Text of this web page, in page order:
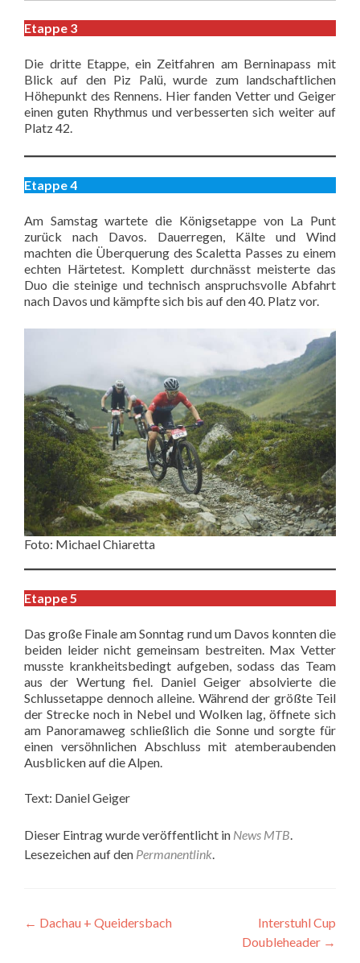
Etappe 3
Die dritte Etappe, ein Zeitfahren am Berninapass mit
Blick auf den Piz Palü, wurde zum landschaftlichen
Höhepunkt des Rennens. Hier fanden Vetter und Geiger
einen guten Rhythmus und verbesserten sich weiter auf
Platz 42.
Etappe 4
Am Samstag wartete die Königsetappe von La Punt
zurück nach Davos. Dauerregen, Kälte und Wind
machten die Überquerung des Scaletta Passes zu einem
echten Härtetest. Komplett durchnässt meisterte das
Duo die steinige und technisch anspruchsvolle Abfahrt
nach Davos und kämpfte sich bis auf den 40. Platz vor.
Foto: Michael Chiaretta
Etappe 5
Das große Finale am Sonntag rund um Davos konnten die
beiden leider nicht gemeinsam bestreiten. Max Vetter
musste krankheitsbedingt aufgeben, sodass das Team
aus der Wertung fiel. Daniel Geiger absolvierte die
Schlussetappe dennoch alleine. Während der größte Teil
der Strecke noch in Nebel und Wolken lag, öffnete sich
am Panoramaweg schließlich die Sonne und sorgte für
einen versöhnlichen Abschluss mit atemberaubenden
Ausblicken auf die Alpen.
Text: Daniel Geiger
Dieser Eintrag wurde veröffentlicht in News MTB.
Lesezeichen auf den Permanentlink.
Beitragsnavigation
← Dachau + Queidersbach
Interstuhl Cup
Doubleheader →